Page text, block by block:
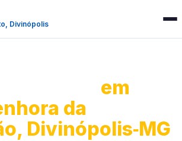
Divinópolis
em
da
Divinópolis‑MG